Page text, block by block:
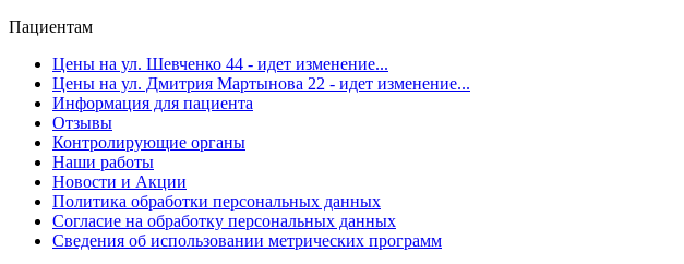
Пациентам
Цены на ул. Шевченко 44 - идет изменение...
Цены на ул. Дмитрия Мартынова 22 - идет изменение...
Информация для пациента
Отзывы
Контролирующие органы
Наши работы
Новости и Акции
Политика обработки персональных данных
Согласие на обработку персональных данных
Сведения об использовании метрических программ